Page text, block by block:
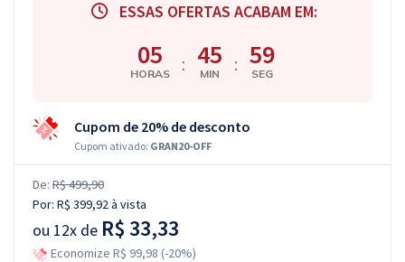
ESSAS OFERTAS ACABAM EM:
05
HORAS : 45
MIN : 58
SEG
Cupom de 20% de desconto
Cupom ativado: GRAN20-OFF
De: R$ 499,90
Por: R$ 399,92à vista
ou 12x de R$ 33,33
Economize R$ 99,98 (-20%)